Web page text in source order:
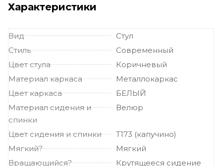
Характеристики
Вид
Стул
Стиль
Современный
Цвет стула
Коричневый
Материал каркаса
Металлокаркас
Цвет каркаса
БЕЛЫЙ
Материал сидения и
спинки
Велюр
Цвет сидения и спинки
Т173 (капучино)
Мягкий?
Мягкий
Вращающийся?
Крутящееся сидение